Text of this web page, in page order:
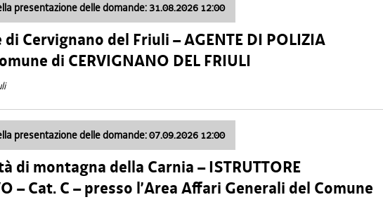
presentazione delle domande: 31.08.2026 12:00
Cervignano del Friuli – AGENTE DI POLIZIA
di CERVIGNANO DEL FRIULI
presentazione delle domande: 07.09.2026 12:00
di montagna della Carnia – ISTRUTTORE
– Cat. C – presso l’Area Affari Generali del Comune